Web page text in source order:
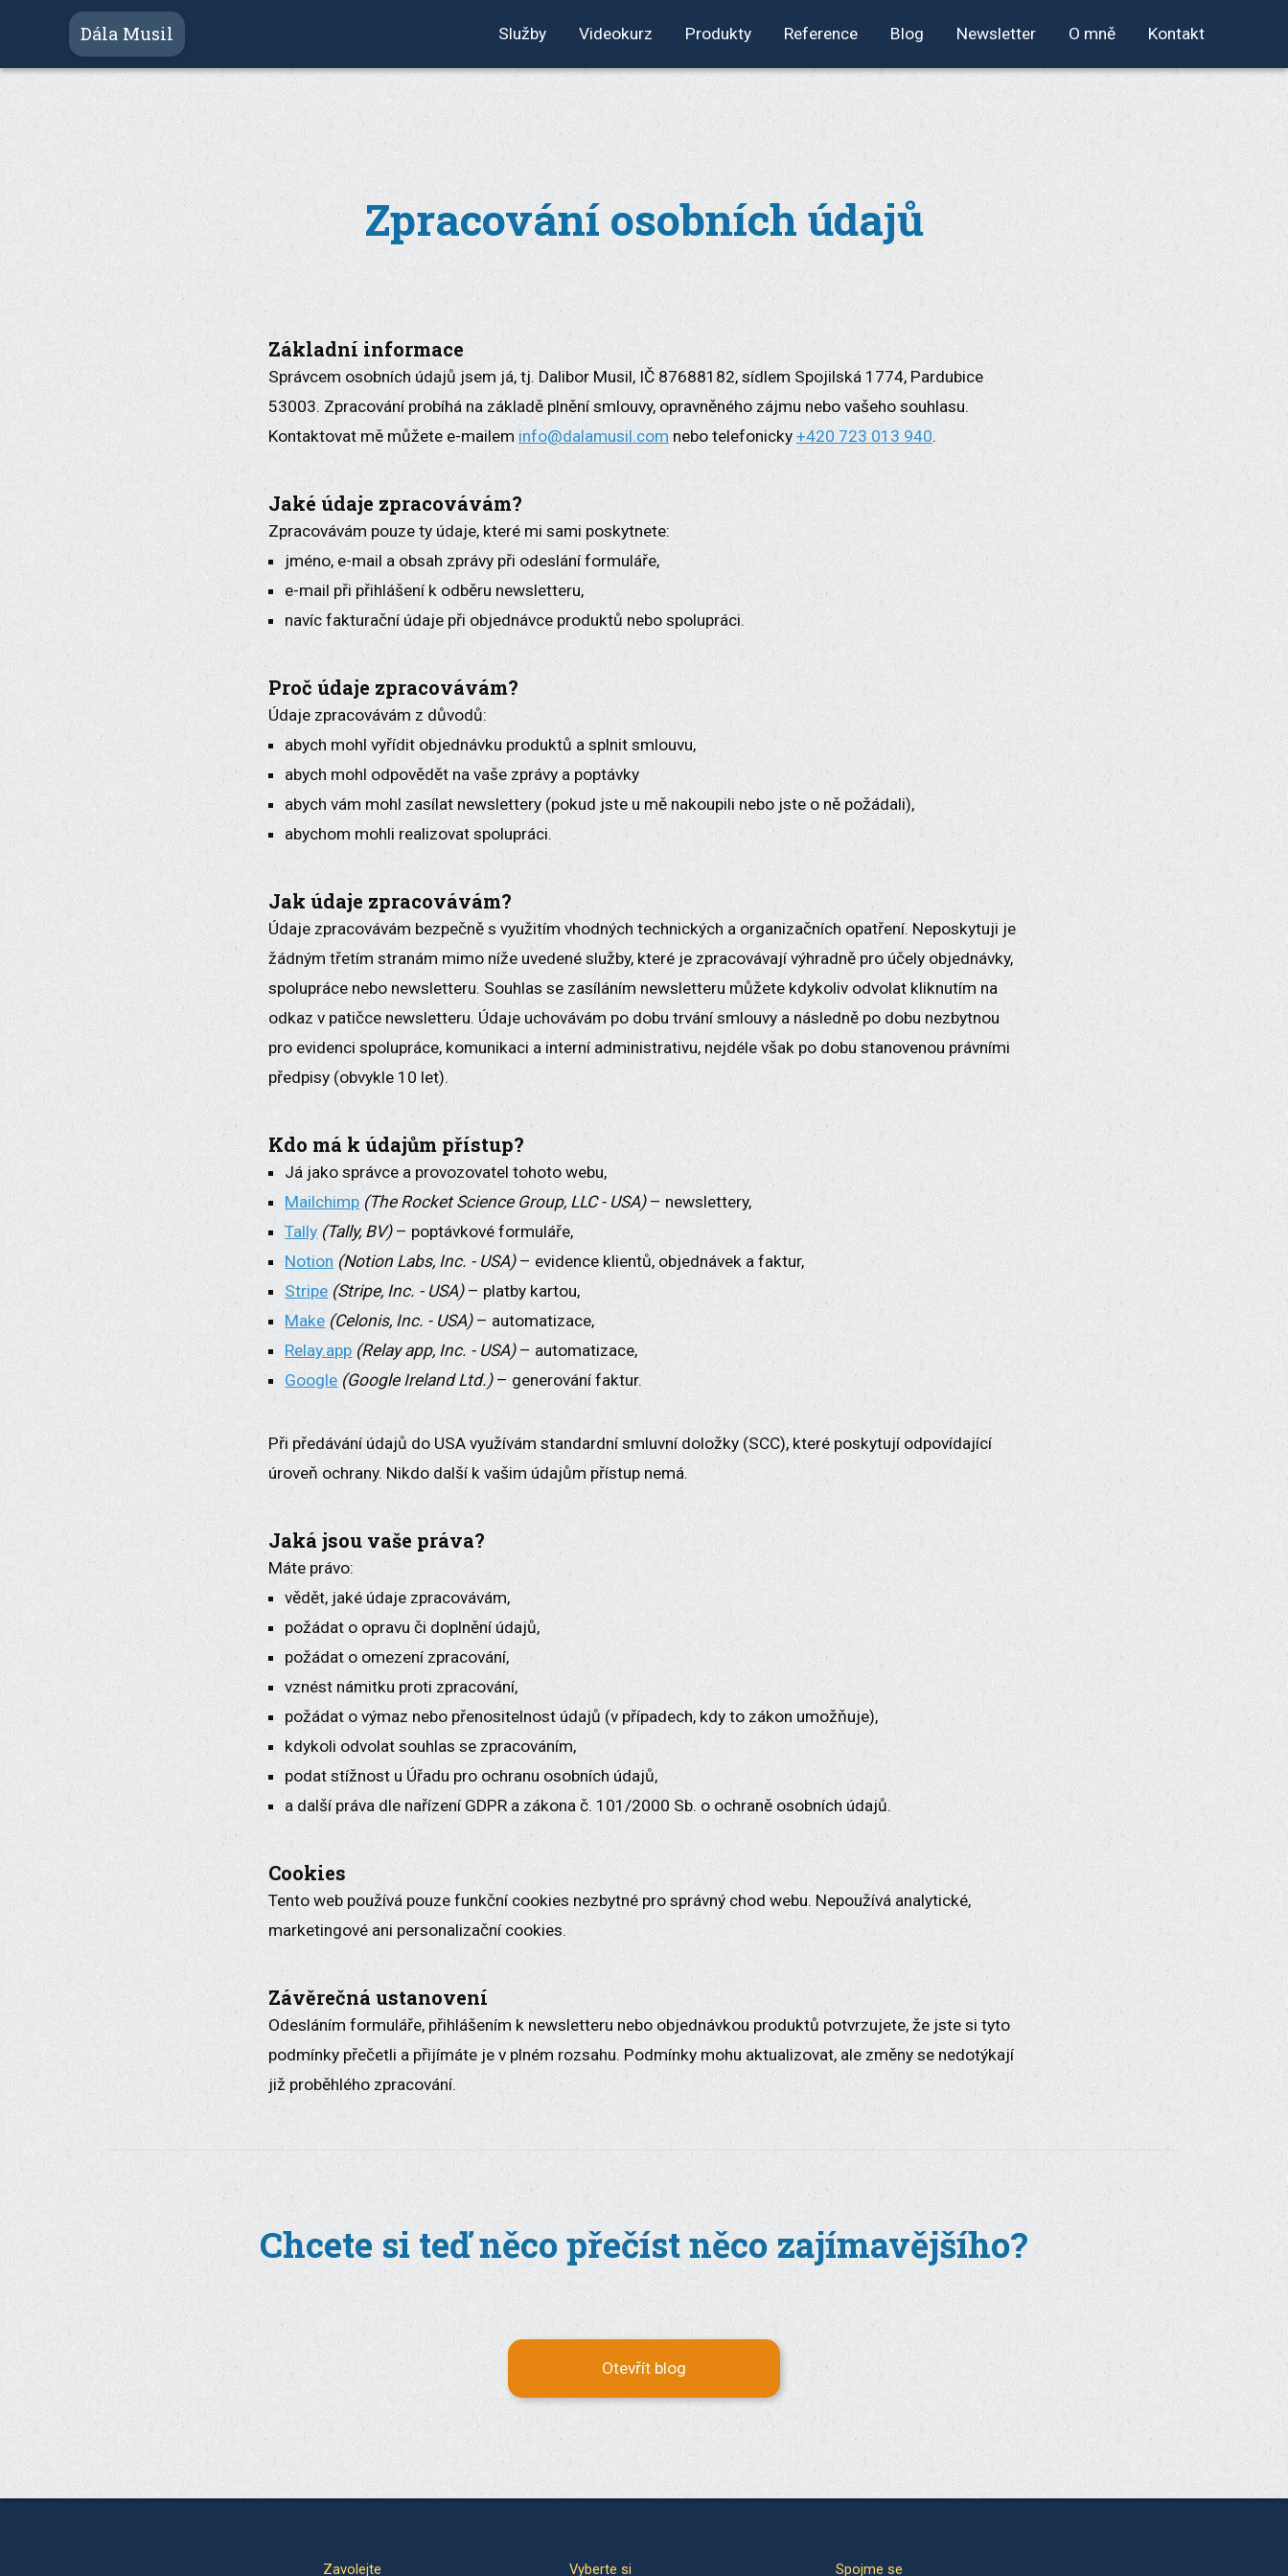
Dála Musil Služby Videokurz Produkty Reference Blog Newsletter O mně Kontakt
Zpracování osobních údajů
Základní informace
Správcem osobních údajů jsem já, tj. Dalibor Musil, IČ 87688182, sídlem Spojilská 1774, Pardubice
53003. Zpracování probíhá na základě plnění smlouvy, opravněného zájmu nebo vašeho souhlasu.
Kontaktovat mě můžete e-mailem info@dalamusil.com nebo telefonicky +420 723 013 940.
Jaké údaje zpracovávám?
Zpracovávám pouze ty údaje, které mi sami poskytnete:
jméno, e-mail a obsah zprávy při odeslání formuláře,
e-mail při přihlášení k odběru newsletteru,
navíc fakturační údaje při objednávce produktů nebo spolupráci.
Proč údaje zpracovávám?
Údaje zpracovávám z důvodů:
abych mohl vyřídit objednávku produktů a splnit smlouvu,
abych mohl odpovědět na vaše zprávy a poptávky
abych vám mohl zasílat newslettery (pokud jste u mě nakoupili nebo jste o ně požádali),
abychom mohli realizovat spolupráci.
Jak údaje zpracovávám?
Údaje zpracovávám bezpečně s využitím vhodných technických a organizačních opatření. Neposkytuji je
žádným třetím stranám mimo níže uvedené služby, které je zpracovávají výhradně pro účely objednávky,
spolupráce nebo newsletteru. Souhlas se zasíláním newsletteru můžete kdykoliv odvolat kliknutím na
odkaz v patičce newsletteru. Údaje uchovávám po dobu trvání smlouvy a následně po dobu nezbytnou
pro evidenci spolupráce, komunikaci a interní administrativu, nejdéle však po dobu stanovenou právními
předpisy (obvykle 10 let).
Kdo má k údajům přístup?
Já jako správce a provozovatel tohoto webu,
Mailchimp (The Rocket Science Group, LLC - USA)– newslettery,
Tally (Tally, BV)– poptávkové formuláře,
Notion (Notion Labs, Inc. - USA)– evidence klientů, objednávek a faktur,
Stripe (Stripe, Inc. - USA)– platby kartou,
Make (Celonis, Inc. - USA)– automatizace,
Relay.app (Relay app, Inc. - USA)– automatizace,
Google (Google Ireland Ltd.)– generování faktur.
Při předávání údajů do USA využívám standardní smluvní doložky (SCC), které poskytují odpovídající
úroveň ochrany. Nikdo další k vašim údajům přístup nemá.
Jaká jsou vaše práva?
Máte právo:
vědět, jaké údaje zpracovávám,
požádat o opravu či doplnění údajů,
požádat o omezení zpracování,
vznést námitku proti zpracování,
požádat o výmaz nebo přenositelnost údajů (v případech, kdy to zákon umožňuje),
kdykoli odvolat souhlas se zpracováním,
podat stížnost u Úřadu pro ochranu osobních údajů,
a další práva dle nařízení GDPR a zákona č. 101/2000 Sb. o ochraně osobních údajů.
Cookies
Tento web používá pouze funkční cookies nezbytné pro správný chod webu. Nepoužívá analytické,
marketingové ani personalizační cookies.
Závěrečná ustanovení
Odesláním formuláře, přihlášením k newsletteru nebo objednávkou produktů potvrzujete, že jste si tyto
podmínky přečetli a přijímáte je v plném rozsahu. Podmínky mohu aktualizovat, ale změny se nedotýkají
již proběhlého zpracování.
Chcete si teď něco přečíst něco zajímavějšího?
Otevřít blog
Zavolejte Vyberte si Spojme se